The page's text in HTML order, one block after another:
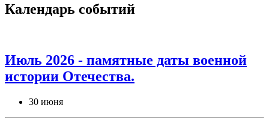
Календарь событий
Июль 2026 - памятные даты военной
истории Отечества.
30 июня